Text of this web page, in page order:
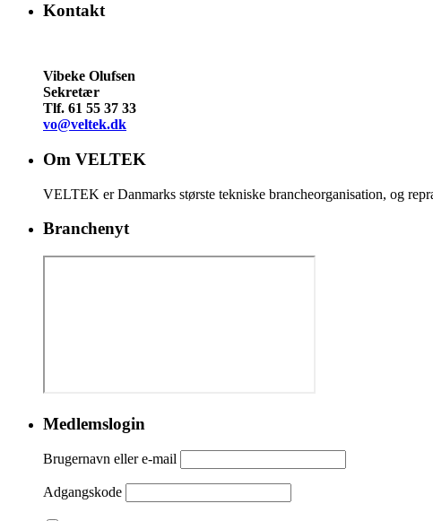
Kontakt
Vibeke Olufsen
Sekretær
Tlf. 61 55 37 33
vo@veltek.dk
Om VELTEK
VELTEK er Danmarks største tekniske brancheorganisation, og
Branchenyt
Medlemslogin
Brugernavn eller e-mail
Adgangskode